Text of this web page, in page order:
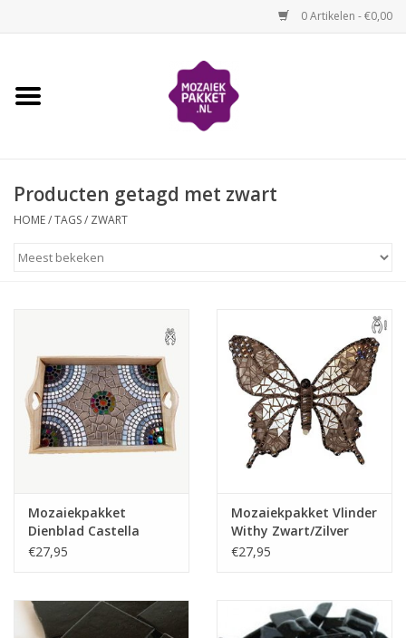
0 Artikelen - €0,00
Home
Volwassenen
Video-instructies
Klantbeoordelingen
Moeder-dochter-activiteit
Producten getagd met zwart
HOME/TAGS/ ZWART
Mozaiekpakket
Dienblad Castella
Zwart-Wit-Grijs
€27,95
Mozaiekpakket Vlinder
Withy Zwart/Zilver
€27,95